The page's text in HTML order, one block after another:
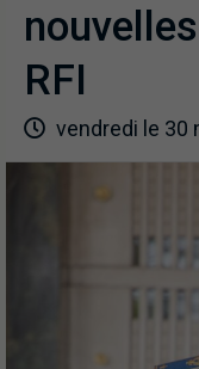
RFI
vendredi le 30